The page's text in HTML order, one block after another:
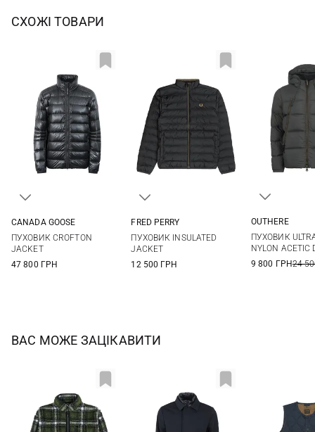
СХОЖІ ТОВАРИ
XXL
CANADA GOOSE
ПУХОВИК CROFTON
JACKET
47 800 ГРН
XXL
FRED PERRY
ПУХОВИК INSULATED
JACKET
12 500 ГРН
OUTHERE
ПУХОВИК
NYLON ACETIC
9 800 ГРН24
ВАС МОЖЕ ЗАЦІКАВИТИ